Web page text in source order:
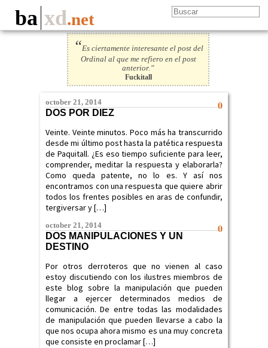
ba xd.net
“Es ciertamente interesante el post del
Ordinal al que me refiero en el post
anterior.”
Fuckitall
0
october 21, 2014
DOS POR DIEZ
Veinte. Veinte minutos. Poco más ha transcurrido
desde mi último post hasta la patética respuesta
de Paquitall. ¿Es eso tiempo suficiente para leer,
comprender, meditar la respuesta y elaborarla?
Como queda patente, no lo es. Y así nos
encontramos con una respuesta que quiere abrir
todos los frentes posibles en aras de confundir,
tergiversar y […]
0
october 21, 2014
DOS MANIPULACIONES Y UN
DESTINO
Por otros derroteros que no vienen al caso
estoy discutiendo con los ilustres miembros de
este blog sobre la manipulación que pueden
llegar a ejercer determinados medios de
comunicación. De entre todas las modalidades
de manipulación que pueden llevarse a cabo la
que nos ocupa ahora mismo es una muy concreta
que consiste en proclamar […]